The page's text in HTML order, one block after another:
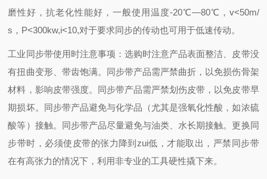
磨性好，抗老化性能好，一般使用温度-20℃―80℃，v<50m/
s，P<300kw,i<10,对于要求同步的传动也可用于低速传动。
工业同步带使用时注意事项： 选购时注意产品表面整洁、皮带没
有扭曲变形、带齿饱满。 同步带产品需严禁曲折，以免损伤骨架
材料，影响皮带强度。 同步带产品需严禁划伤皮带，以免皮带早
期损坏。 同步带产品避免与化学品（尤其是强氧化性酸，如浓硫
酸等）接触。 同步带产品尽量避免与油类、水长期接触。 更换同
步带时，必须使皮带的张力降到zui低，才能取出，严禁同步带
在有高张力的情况下，利用非专业的工具硬性撬下来。